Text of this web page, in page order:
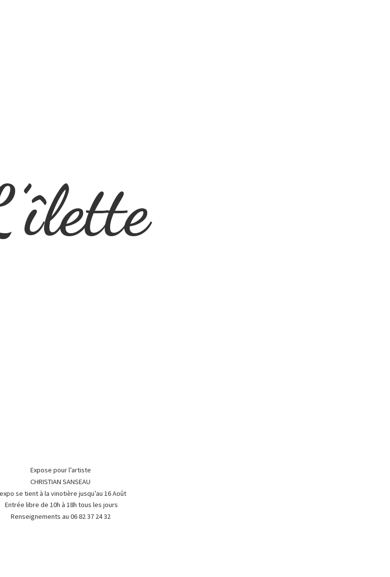
Expose pour l’artiste
CHRISTIAN SANSEAU
se tient à la vinotière jusqu’au 16 Août
Entrée libre de 10h à 18h tous les jours
Renseignements au 06 82 37 24 32